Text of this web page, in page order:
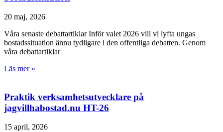
20 maj, 2026
Våra senaste debattartiklar Inför valet 2026 vill vi lyfta ungas
bostadssituation ännu tydligare i den offentliga debatten. Genom
våra debattartiklar
Läs mer »
Praktik verksamhetsutvecklare på
jagvillhabostad.nu HT-26
15 april, 2026